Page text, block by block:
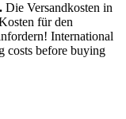
Die Versandkosten in
für den
International
costs before buying